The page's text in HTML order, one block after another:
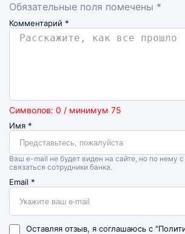
Обязательные поля помечены *
Комментарий *
Символов: 0 / минимум 75
Имя *
Ваш e-mail не будет виден на сайте, но по нему
связаться сотрудники банка.
Email *
Оставляя отзыв, я соглашаюсь с